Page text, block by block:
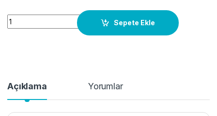
E5241200 AİRBAG SAĞ YOLCU OPEL VECTRA B 2000 ORJ
Sepete Ekle
Açıklama Yorumlar